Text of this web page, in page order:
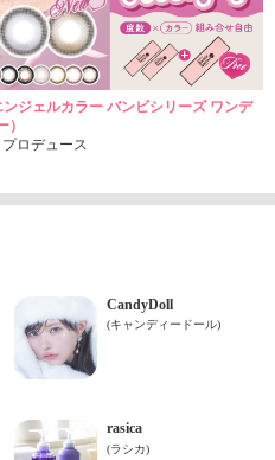
ジェルカラー バンビシリーズ ワンデ
）
ロデュース